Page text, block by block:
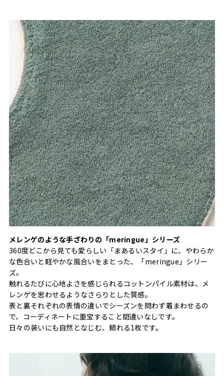
メレンゲのような手ざわりの「meringue」シリーズ
360度どこから見ても愛らしい「まあるいスタイ」に、やわらか
な色合いと軽やかな風合いをまとった、「meringue」シリー
ズ。
触れるたびに心地よさを感じられるコットンパイル素材は、メ
レンゲを思わせるようなさらりとした質感。
表と裏それぞれの表情の違いでシーズンを問わず着まわせるの
で、コーディネートに重宝すること間違いなしです。
日々の装いにも自然となじむ、頼れる1枚です。